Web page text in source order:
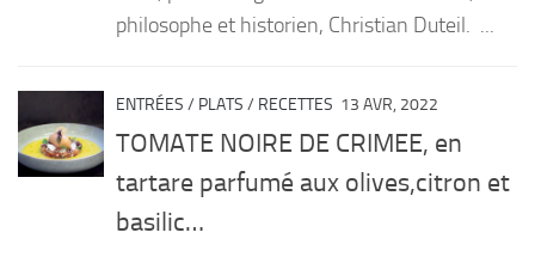
philosophe et historien, Christian Duteil. ...
ENTRÉES / PLATS / RECETTES 13 AVR, 2022
TOMATE NOIRE DE CRIMEE, en
tartare parfumé aux olives,citron et
basilic…